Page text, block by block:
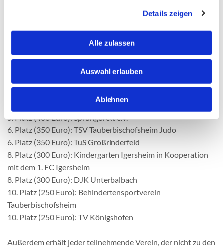
Details zeigen
Alle zulassen
Auswahl erlauben
Ablehnen
Königshofen/Sachsenflur auf dem 2. Platz und der
Jugendabteilung des SV Königshofen auf dem 3. Platz.
Die Günter Brandel-Jugend-Förderpreisträger 2023
1. Preisträger (1000 Euro): FC Grünsfeld
2. Platz (700 Euro): HG Königshofen/Sachsenflur
4. Platz (500 Euro): FC Creglingen
5. Platz (400 Euro): Sprungbrett e.V.
6. Platz (350 Euro): TSV Tauberbischofsheim Judo
6. Platz (350 Euro): TuS Großrinderfeld
8. Platz (300 Euro): Kindergarten Igersheim in Kooperation
mit dem 1. FC Igersheim
8. Platz (300 Euro): DJK Unterbalbach
10. Platz (250 Euro): Behindertensportverein
Tauberbischofsheim
10. Platz (250 Euro): TV Königshofen
Außerdem erhält jeder teilnehmende Verein, der nicht zu den